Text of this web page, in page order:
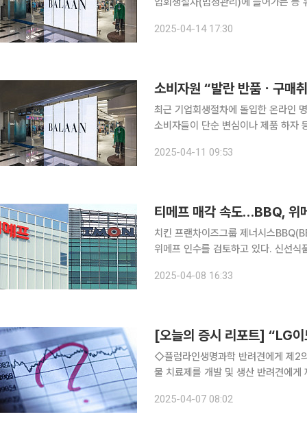
본즈’가 완전자본잠식 상태에 진입했
2025-04-14 17:30
소비자원 “발란 반품ㆍ구매
최근 기업회생절차에 돌입한 온라인
소비자들이 단순 변심이나 제품 하자
한국소비자원은 "이달 4일 발란의 기
2025-04-11 09:53
티메프 매각 속도…BBQ, 위
치킨 프랜차이즈그룹 제너시스
위메프 인수를 검토하고 있다. 신선
BBQ는 지난주 위메프에 인수의향서
2025-04-08 16:33
[오늘의 증시 리포트] “LG
◇플럼라인생명과학 반려견에게 제2
물 치료제를 개발 및 생산 반려견에게 제2의 청
2025-04-07 08:02